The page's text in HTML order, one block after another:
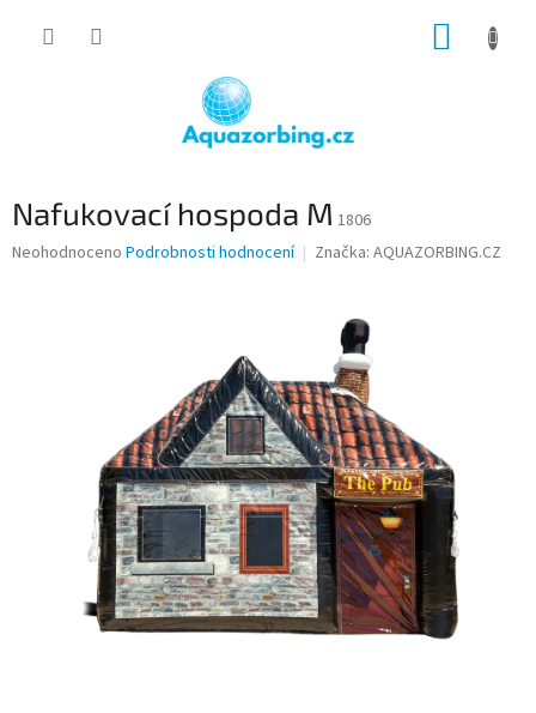
Nafukovací hospoda M 1806
Průměrné
Neohodnoceno Podrobnosti hodnocení Značka: AQUAZORBING.CZ